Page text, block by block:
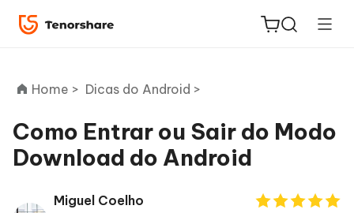
ReiBoot
Home > Dicas do Android >
Como Entrar ou Sair do Modo
Download do Android
Miguel Coelho